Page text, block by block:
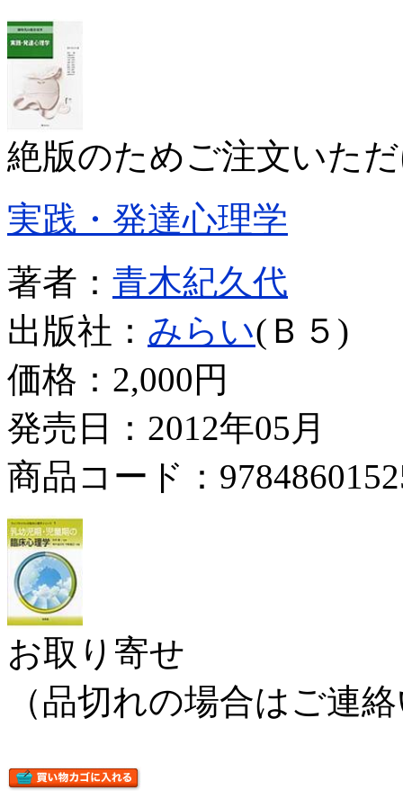
絶版のためご注文いた
実践・発達心理学
著者： 青木紀久代
出版社： みらい(Ｂ５)
価格： 2,000円
発売日：2012年05月
商品コード：
お取り寄せ
（品切れの場合はご連